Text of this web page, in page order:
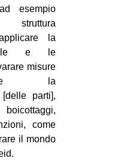
esempio
la
e le
misure
la
[delle parti],
come
il mondo